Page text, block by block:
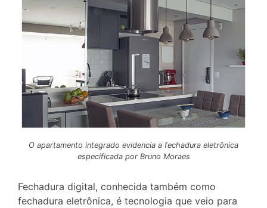
O apartamento integrado evidencia a fechadura eletrônica
especificada por Bruno Moraes
Fechadura digital, conhecida também como
fechadura eletrônica, é tecnologia que veio para